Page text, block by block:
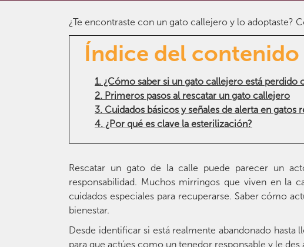
¿Te encontraste con un gato callejero y lo adoptaste?
Índice del contenido
1. ¿Cómo saber si un gato callejero está perdido
2. Primeros pasos al rescatar un gato callejero
3. Cuidados básicos y señales de alerta en gatos
4. ¿Por qué es clave la esterilización?
Rescatar un gato de la calle puede parecer un
responsabilidad. Muchos mirringos que viven en la
cuidados especiales para recuperarse. Saber cómo
bienestar.
Desde identificar si está realmente abandonado
para que actúes como un tenedor responsable y le